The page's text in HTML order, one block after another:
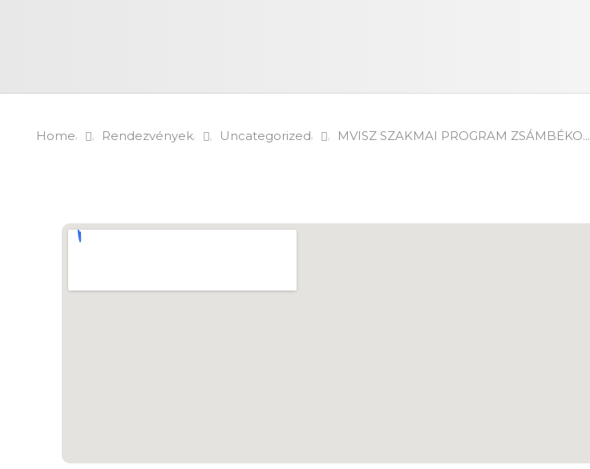
Home Rendezvények Uncategorized MVISZ SZAKMAI PROGRAM ZSÁMBÉKO...